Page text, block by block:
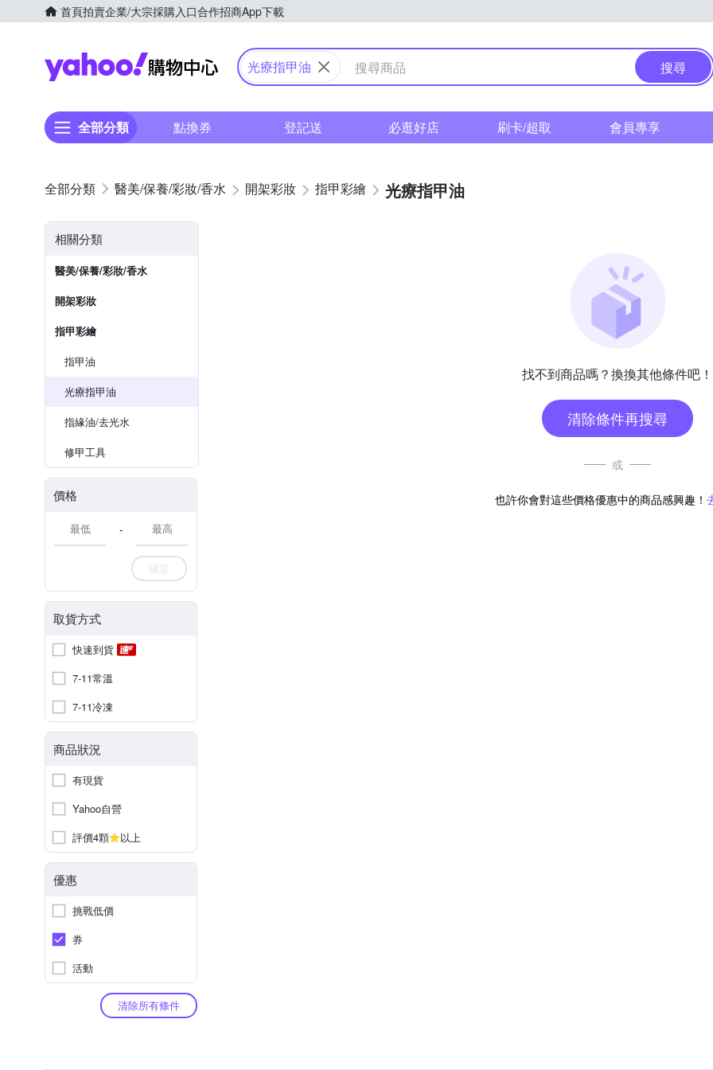
首頁拍賣企業/大宗採購入口合作招商App下載
Yahoo購物中心
光療指甲油 搜尋
全部分類 點換券 登記送 必逛好店 刷卡/超取 會員專享
醫美/保養/彩妝/香水 開架彩妝 指甲彩繪 光療指甲油
相關分類
醫美/保養/彩妝/香水
開架彩妝
指甲彩繪
指甲油
光療指甲油
指緣油/去光水
修甲工具
價格
-
確定
取貨方式
快速到貨
7-11常溫
7-11冷凍
商品狀況
有現貨
Yahoo自營
評價4顆
以上
優惠
挑戰低價
券
活動
清除所有條件
找不到商品嗎？換換其他條件吧！
清除條件再搜尋
或
也許你會對這些價格優惠中的商品感興趣！